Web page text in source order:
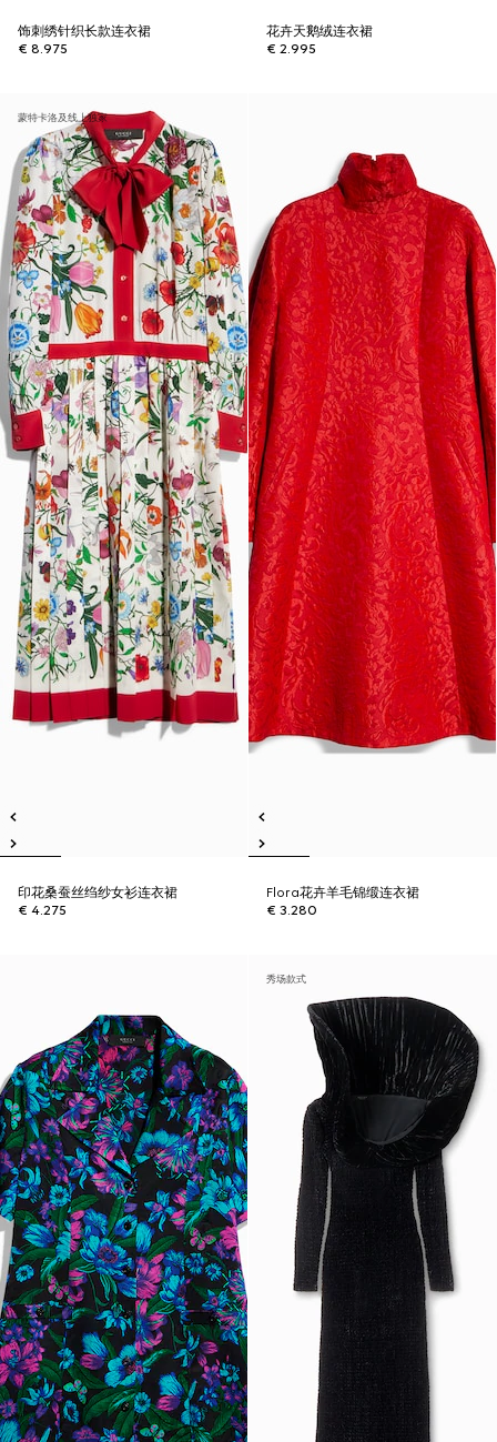
饰刺绣针织长款连衣裙
€ 8.975
花卉天鹅绒连衣裙
€ 2.995
蒙特卡洛及线上独家
印花桑蚕丝绉纱女衫连衣裙
€ 4.275
Flora花卉羊毛锦缎连衣裙
€ 3.280
秀场款式